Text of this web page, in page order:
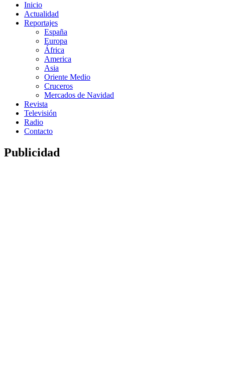
Inicio
Actualidad
Reportajes
España
Europa
África
America
Asia
Oriente Medio
Cruceros
Mercados de Navidad
Revista
Televisión
Radio
Contacto
Publicidad